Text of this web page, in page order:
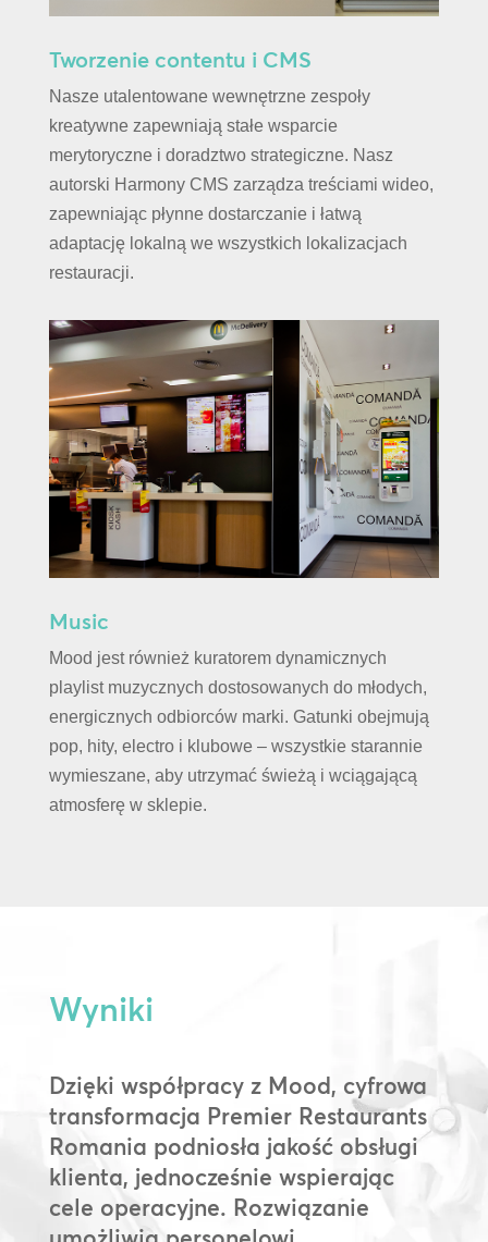
Tworzenie contentu i CMS
Nasze utalentowane wewnętrzne zespoły
kreatywne zapewniają stałe wsparcie
merytoryczne i doradztwo strategiczne. Nasz
autorski Harmony CMS zarządza treściami wideo,
zapewniając płynne dostarczanie i łatwą
adaptację lokalną we wszystkich lokalizacjach
restauracji.
Music
Mood jest również kuratorem dynamicznych
playlist muzycznych dostosowanych do młodych,
energicznych odbiorców marki. Gatunki obejmują
pop, hity, electro i klubowe – wszystkie starannie
wymieszane, aby utrzymać świeżą i wciągającą
atmosferę w sklepie.
Wyniki
Dzięki współpracy z Mood, cyfrowa
transformacja Premier Restaurants
Romania podniosła jakość obsługi
klienta, jednocześnie wspierając
cele operacyjne. Rozwiązanie